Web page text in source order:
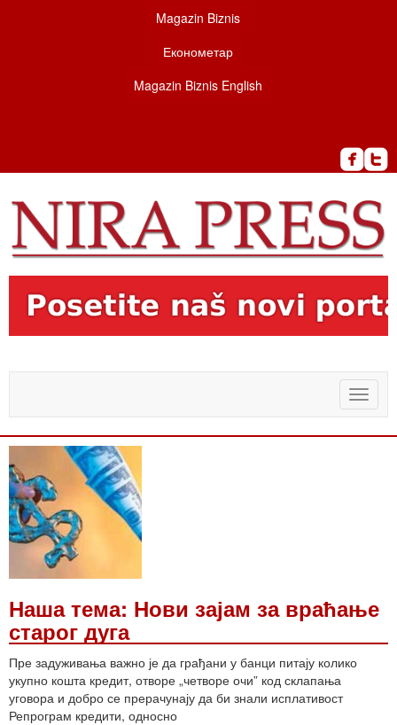
Magazin Biznis
Економетар
Magazin Biznis English
Toggle
Наша тема: Нови зајам за враћање
старог дуга
Пре задуживања важно је да грађани у банци питају колико
укупно кошта кредит, отворе „четворе очи” код склапања
уговора и добро се прерачунају да би знали исплативост
Репрограм кредити, односно